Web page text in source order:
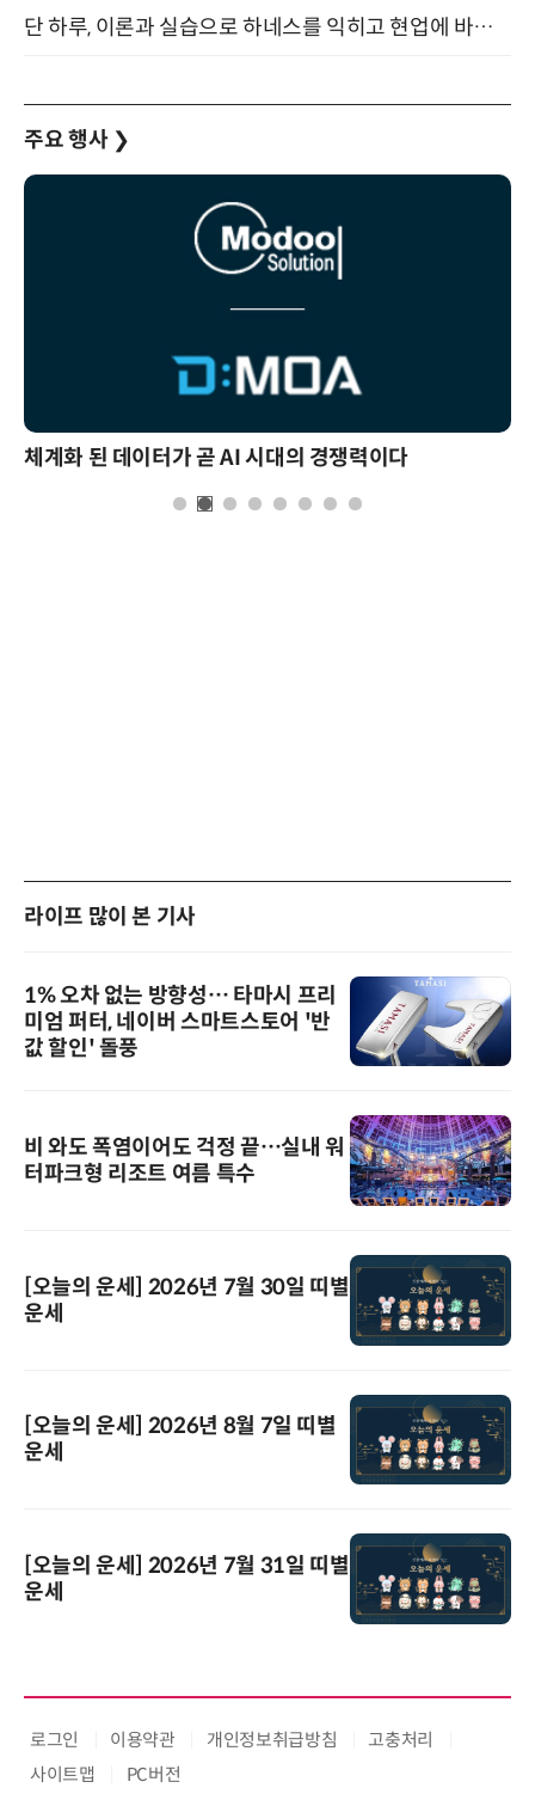
단 하루, 이론과 실습으로 하네스를 익히고 현업에 바로 쓰는 핸즈온 워크숍 (8/20)
주요 행사 ❯
체계화 된 데이터가 곧 AI 시대의 경쟁력이다
라이프 많이 본 기사
1% 오차 없는 방향성… 타마시 프리
미엄 퍼터, 네이버 스마트스토어 '반
값 할인' 돌풍
비 와도 폭염이어도 걱정 끝…실내 워
터파크형 리조트 여름 특수
[오늘의 운세] 2026년 7월 30일 띠별
운세
[오늘의 운세] 2026년 8월 7일 띠별
운세
[오늘의 운세] 2026년 7월 31일 띠별
운세
로그인 이용약관 개인정보취급방침
고충처리
사이트맵
PC버전